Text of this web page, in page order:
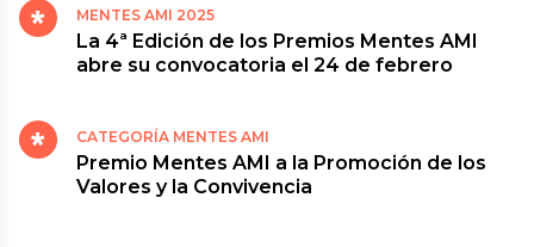
MENTES AMI 2025
La 4ª Edición de los Premios Mentes AMI
abre su convocatoria el 24 de febrero
CATEGORÍA MENTES AMI
Premio Mentes AMI a la Promoción de los
Valores y la Convivencia